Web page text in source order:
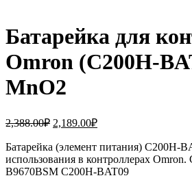
Батарейка для
Omron (C200H-
MnO2
2,388.00₽ Первоначальная
составляла
2,388.00₽.
2,189.00₽Текущая
2,189.00₽.
Батарейка (элемент питания) C200H-
использования в контроллерах
B9670BSM C200H-BAT09